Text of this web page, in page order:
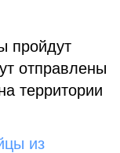
пройдут
отправлены
территории
из